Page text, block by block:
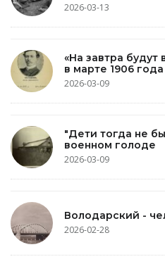
2026-03-13
«На завтра
в марте 1906 года
2026-03-09
"Дети тогда не
военном голоде
2026-03-09
Володарский -
2026-02-28